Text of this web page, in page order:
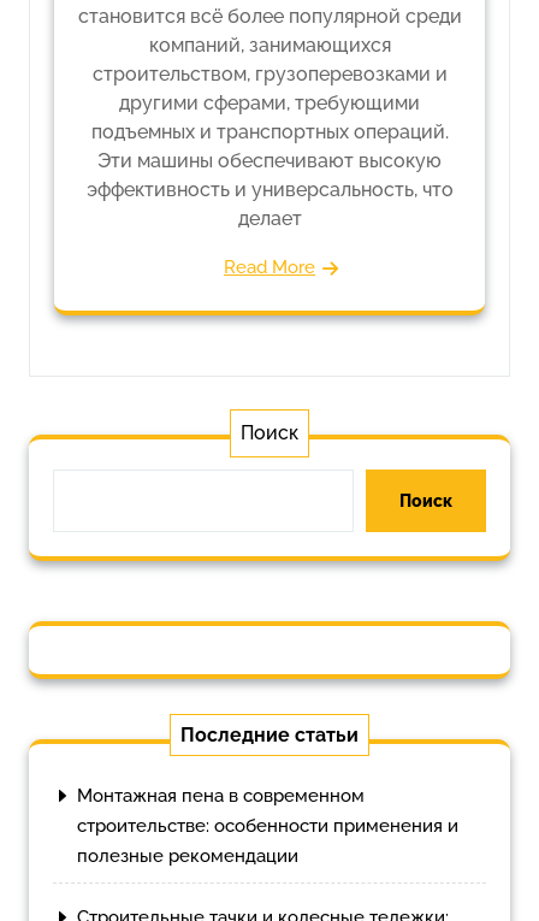
становится всё более популярной среди
компаний, занимающихся
строительством, грузоперевозками и
другими сферами, требующими
подъемных и транспортных операций.
Эти машины обеспечивают высокую
эффективность и универсальность, что
делает
Read More
Поиск
Поиск
Последние статьи
Монтажная пена в современном
строительстве: особенности применения и
полезные рекомендации